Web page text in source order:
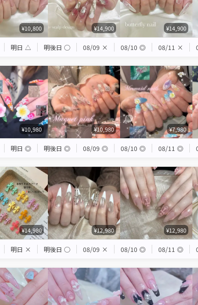
¥10,800 ¥14,900 ¥14,900
明日 △ 明後日 ◯ 08/09 × 08/10 ◎ 08/11 ×
¥10,980 ¥10,980 ¥7,980
明日 ◎ 明後日 ◎ 08/09 ◎ 08/10 ◎ 08/11 ◎
¥14,980 ¥12,980 ¥12,980
明日 × 明後日 ◯ 08/09 × 08/10 ◎ 08/11 ◎